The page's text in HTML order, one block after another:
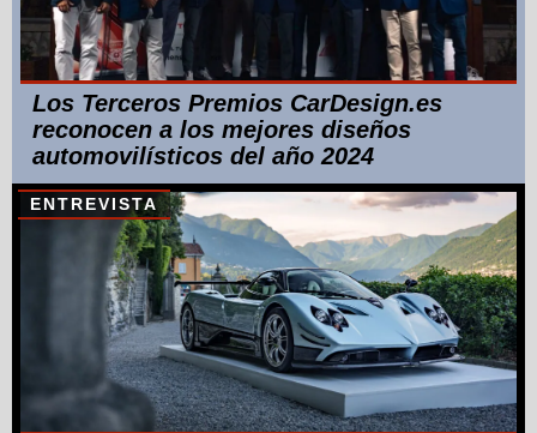
Los Terceros Premios CarDesign.es
reconocen a los mejores diseños
automovilísticos del año 2024
ENTREVISTA